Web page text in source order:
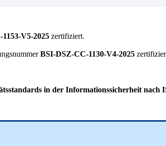
V5-2025 zertifiziert.
BSI-DSZ-CC-1130-V4-2025
in der Informationssicherheit nach